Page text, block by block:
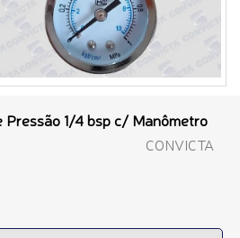
Pressão 1/4 bsp c/ Manômetro
CONVICTA